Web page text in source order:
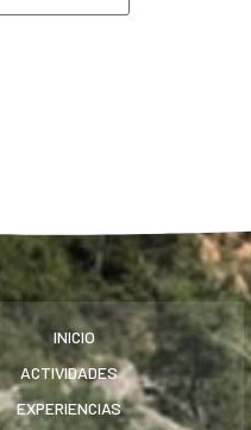
INICIO
ACTIVIDADES
EXPERIENCIAS